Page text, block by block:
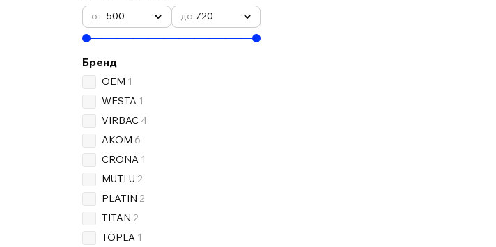
500 720
Бренд
OEM 1
WESTA 1
VIRBAC 4
AKOM 6
CRONA 1
MUTLU 2
PLATIN 2
TITAN 2
TOPLA 1